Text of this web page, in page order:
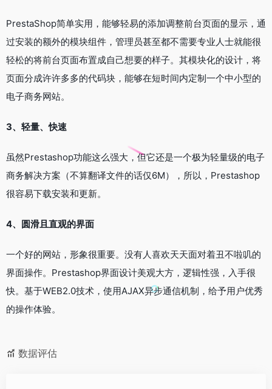
PrestaShop简单实用，能够轻易的添加调整前台页面的显示，通
过安装的额外的模块组件，管理员甚至都不需要专业人士就能很
轻松的将前台页面布置成自己想要的样子。其模块化的设计，将
页面分成许许多多的代码块，能够在短时间内定制一个中小型的
电子商务网站。
3、轻量、快速
虽然Prestashop功能这么强大，但它还是一个极为轻量级的电子
商务解决方案（不算翻译文件的话仅6M），所以，Prestashop
很容易下载安装和更新。
4、圆滑且直观的界面
一个好的网站，形象很重要。没有人喜欢天天面对着丑不啦叽的
界面操作。Prestashop界面设计美观大方，逻辑性强，入手很
快。基于WEB2.0技术，使用AJAX异步通信机制，给予用户优秀
的操作体验。
数据评估